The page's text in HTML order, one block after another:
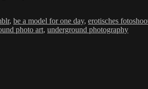
, be a model for one day, erotisches
photo art, underground photography